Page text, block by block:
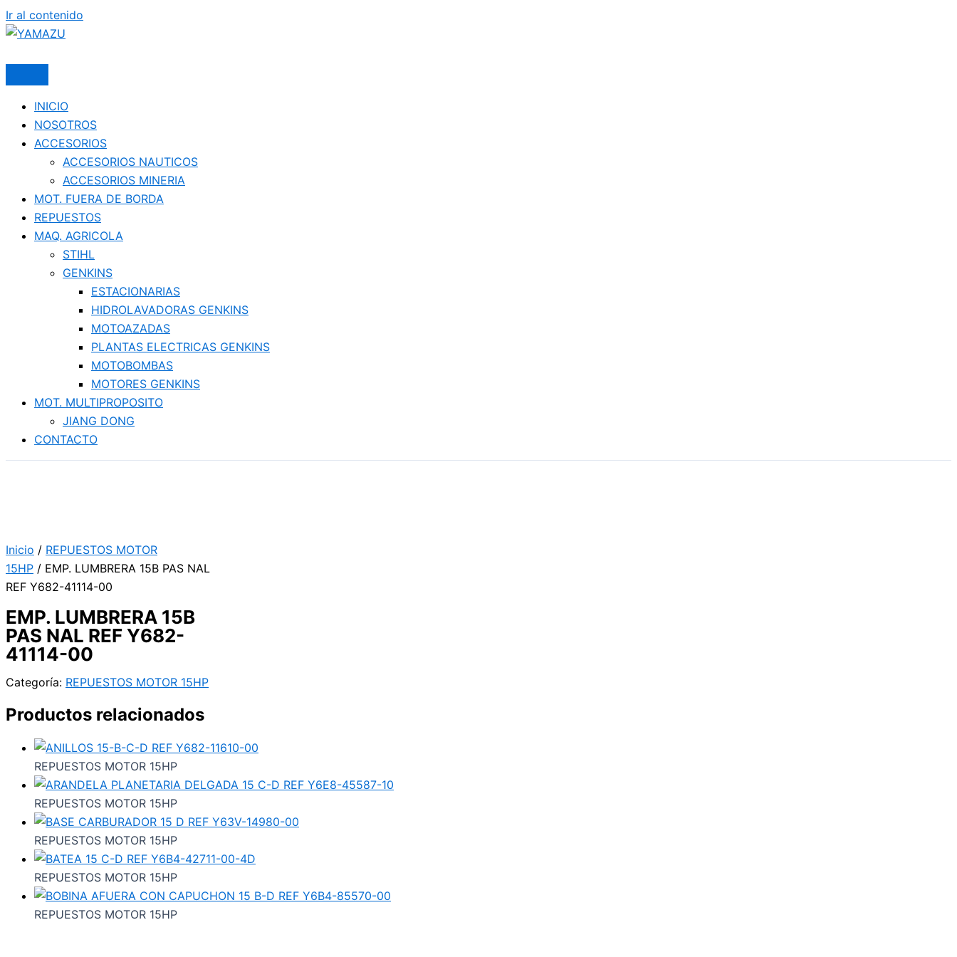
Ir al contenido
INICIO
NOSOTROS
ACCESORIOS
ACCESORIOS NAUTICOS
ACCESORIOS MINERIA
MOT. FUERA DE BORDA
REPUESTOS
MAQ. AGRICOLA
STIHL
GENKINS
ESTACIONARIAS
HIDROLAVADORAS GENKINS
MOTOAZADAS
PLANTAS ELECTRICAS GENKINS
MOTOBOMBAS
MOTORES GENKINS
MOT. MULTIPROPOSITO
JIANG DONG
CONTACTO
Inicio / REPUESTOS MOTOR
15HP / EMP. LUMBRERA 15B PAS NAL
REF Y682-41114-00
EMP. LUMBRERA 15B
PAS NAL REF Y682-
41114-00
Categoría: REPUESTOS MOTOR 15HP
Productos relacionados
REPUESTOS MOTOR 15HP
REPUESTOS MOTOR 15HP
REPUESTOS MOTOR 15HP
REPUESTOS MOTOR 15HP
REPUESTOS MOTOR 15HP